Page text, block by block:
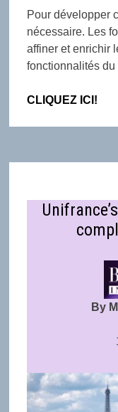
Pour développer
nécessaire. Les
affiner et enrichir
fonctionnalités du
CLIQUEZ ICI!
By